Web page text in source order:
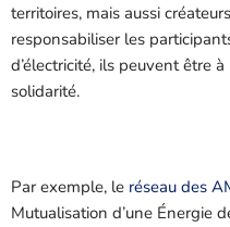
territoires, mais aussi
responsabiliser les
d’électricité, ils peuvent être
solidarité.
Par exemple, le réseau des
Mutualisation d’une Énergie